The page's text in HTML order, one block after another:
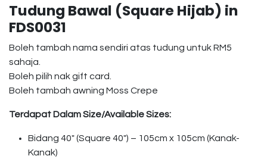
Tudung Bawal (Square Hijab) in
FDS0031
Boleh tambah nama sendiri atas tudung untuk RM5
sahaja.
Boleh pilih nak gift card.
Boleh tambah awning Moss Crepe
Terdapat Dalam Size/Available Sizes:
Bidang 40″ (Square 40″) – 105cm x 105cm (Kanak-
Kanak)